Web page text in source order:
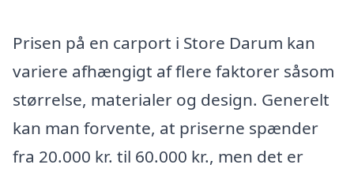
Prisen på en carport i Store Darum kan
variere afhængigt af flere faktorer såsom
størrelse, materialer og design. Generelt
kan man forvente, at priserne spænder
fra 20.000 kr. til 60.000 kr., men det er